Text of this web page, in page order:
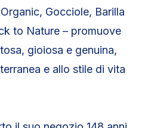
Gocciole, Barilla
to Nature – promuove
gioiosa e genuina,
e allo stile di vita